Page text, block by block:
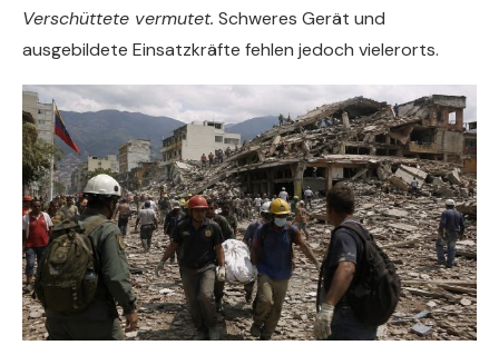
Verschüttete vermutet. Schweres Gerät und
ausgebildete Einsatzkräfte fehlen jedoch vielerorts.